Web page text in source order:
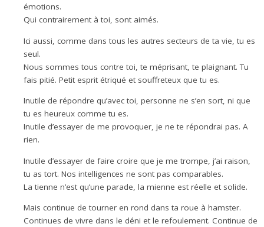
émotions.
Qui contrairement à toi, sont aimés.
Ici aussi, comme dans tous les autres secteurs de ta vie, tu es
seul.
Nous sommes tous contre toi, te méprisant, te plaignant. Tu
fais pitié. Petit esprit étriqué et souffreteux que tu es.
Inutile de répondre qu’avec toi, personne ne s’en sort, ni que
tu es heureux comme tu es.
Inutile d’essayer de me provoquer, je ne te répondrai pas. A
rien.
Inutile d’essayer de faire croire que je me trompe, j’ai raison,
tu as tort. Nos intelligences ne sont pas comparables.
La tienne n’est qu’une parade, la mienne est réelle et solide.
Mais continue de tourner en rond dans ta roue à hamster.
Continues de vivre dans le déni et le refoulement. Continue de